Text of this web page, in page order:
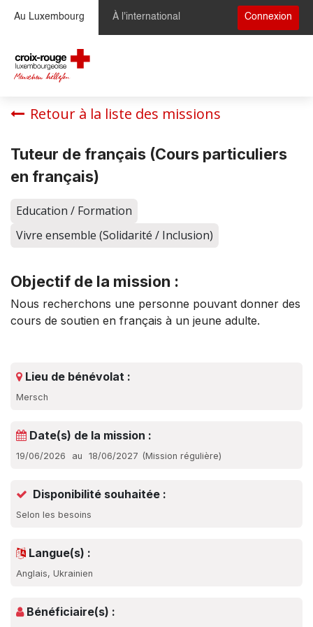
Au Luxembourg À l'international Connexion
Retour à la liste des missions
Tuteur de français (Cours particuliers
en français)
Education / Formation
Vivre ensemble (Solidarité / Inclusion)
Objectif de la mission :
Nous recherchons une personne pouvant donner des
cours de soutien en français à un jeune adulte.
Lieu de bénévolat :
Mersch
Date(s) de la mission :
19/06/2026 au 18/06/2027 (Mission régulière)
Disponibilité souhaitée :
Selon les besoins
Langue(s) :
Anglais, Ukrainien
Bénéficiaire(s) :